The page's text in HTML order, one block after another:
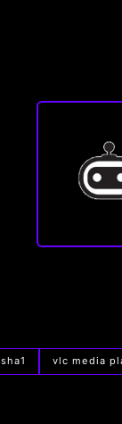
sha1 vlc media